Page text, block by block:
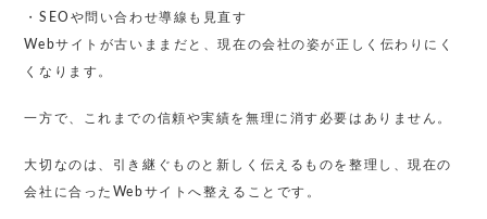
・SEOや問い合わせ導線も見直す
Webサイトが古いままだと、現在の会社の姿が正しく伝わりにく
くなります。
一方で、これまでの信頼や実績を無理に消す必要はありません。
大切なのは、引き継ぐものと新しく伝えるものを整理し、現在の
会社に合ったWebサイトへ整えることです。